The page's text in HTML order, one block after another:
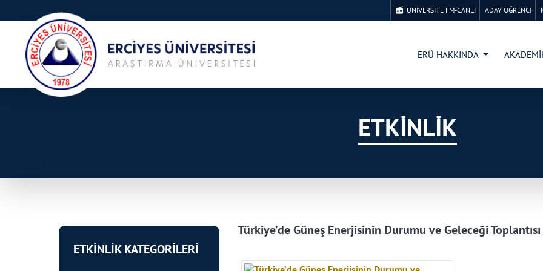
ÜNİVERSİTE FM-CANLI ADAY ÖĞRENCİ
ERÜ HAKKINDA
ETKİNLİK
ETKİNLİK KATEGORİLERİ
Türkiye’de Güneş Enerjisinin Durumu ve Geleceği Toplantısı